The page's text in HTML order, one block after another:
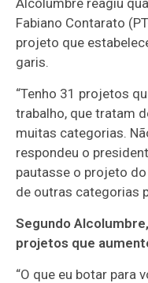
Alcolumbre reagiu
Fabiano Contarato
projeto que
garis.
“Tenho 31 projetos
trabalho, que tratam
muitas categorias.
respondeu o
pautasse o projeto
de outras categorias
Segundo
projetos que
“O que eu botar para